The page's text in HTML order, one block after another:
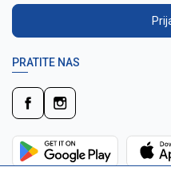
PRATITE NAS